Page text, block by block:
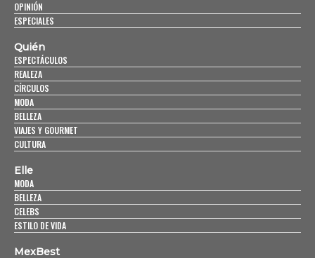
OPINIÓN
ESPECIALES
Quién
ESPECTÁCULOS
REALEZA
CÍRCULOS
MODA
BELLEZA
VIAJES Y GOURMET
CULTURA
Elle
MODA
BELLEZA
CELEBS
ESTILO DE VIDA
MexBest